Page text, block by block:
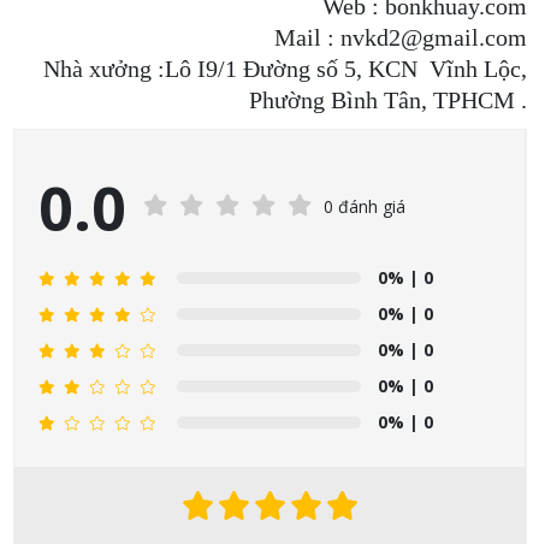
Web : bonkhuay.com
Mail : nvkd2@gmail.com
Nhà xưởng :Lô I9/1 Đường số 5, KCN Vĩnh Lộc,
Phường Bình Tân, TPHCM .
0.0 0 đánh giá
0% | 0
0% | 0
0% | 0
0% | 0
0% | 0